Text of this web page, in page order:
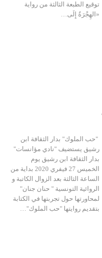
توقيع الطبعة الثالثة من رواية
«الهِجْرَةُ إِلَى…
"حب الملوك" بدار الثقافة ابن
رشيق يستضيف "نادي مؤانسات"
بدار الثقافة ابن رشيق يوم
الخميس 27 فيفري 2020 بداية من
الساعة الثالثة بعد الزوال الكاتبة و
الروائية التونسية " حنان جنان"
لمحاورتها حول تجربتها في الكتابة
بتقديم روايتها "حب الملوك"…